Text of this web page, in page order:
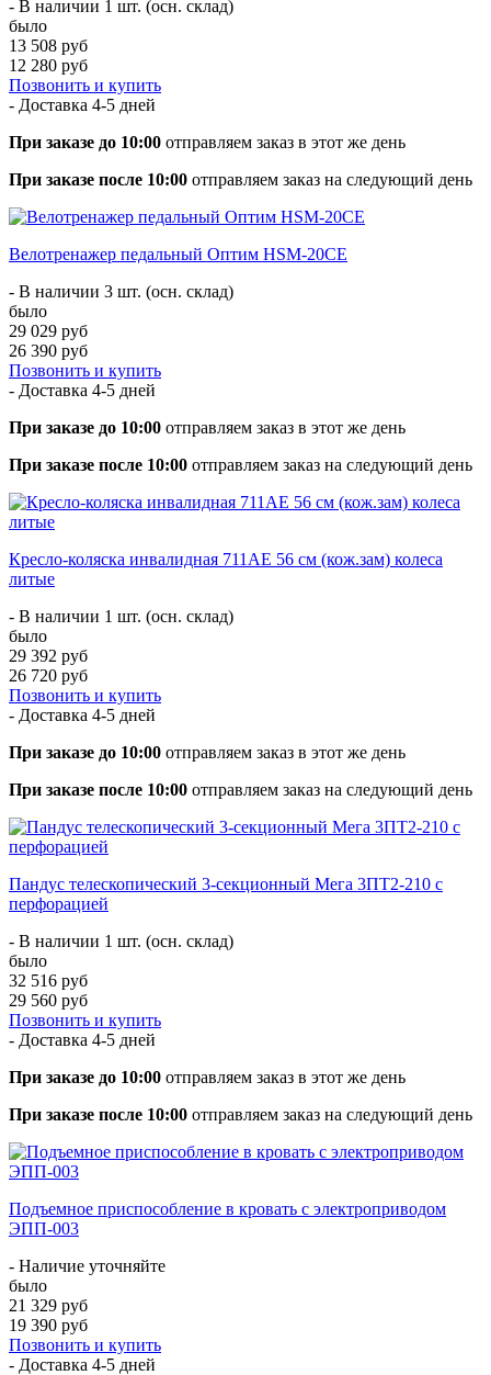
- В наличии 1 шт. (осн. склад)
было
13 508 руб
12 280 руб
Позвонить и купить
- Доставка 4-5 дней
При заказе до 10:00 отправляем заказ в этот же день
При заказе после 10:00 отправляем заказ на следующий день
Велотренажер педальный Оптим HSM-20CE
- В наличии 3 шт. (осн. склад)
было
29 029 руб
26 390 руб
Позвонить и купить
- Доставка 4-5 дней
При заказе до 10:00 отправляем заказ в этот же день
При заказе после 10:00 отправляем заказ на следующий день
Кресло-коляска инвалидная 711AE 56 см (кож.зам) колеса
литые
- В наличии 1 шт. (осн. склад)
было
29 392 руб
26 720 руб
Позвонить и купить
- Доставка 4-5 дней
При заказе до 10:00 отправляем заказ в этот же день
При заказе после 10:00 отправляем заказ на следующий день
Пандус телескопический 3-секционный Мега 3ПТ2-210 с
перфорацией
- В наличии 1 шт. (осн. склад)
было
32 516 руб
29 560 руб
Позвонить и купить
- Доставка 4-5 дней
При заказе до 10:00 отправляем заказ в этот же день
При заказе после 10:00 отправляем заказ на следующий день
Подъемное приспособление в кровать с электроприводом
ЭПП-003
- Наличие уточняйте
было
21 329 руб
19 390 руб
Позвонить и купить
- Доставка 4-5 дней